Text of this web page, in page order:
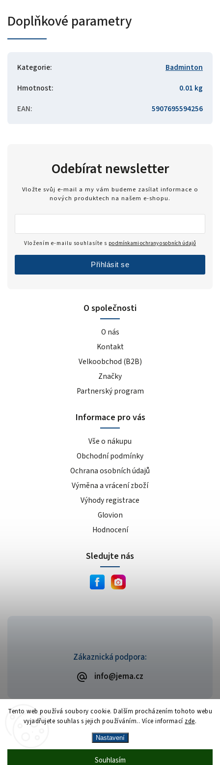
Tento web používá soubory cookie. Dalším procházením tohoto webu
vyjadřujete souhlas s jejich používáním.. Více informací zde.
Nastavení
Souhlasím
Vrácení zboží zdarma— celý srpen bez
Doplňkové parametry
Kategorie:
Badminton
Hmotnost:
0.01 kg
EAN: 5907695594256
Zákaznická podpora:
info@jema.cz
O společnosti
O nás
Kontakt
Velkoobchod (B2B)
Značky
Partnerský program
Informace pro vás
Vše o nákupu
Obchodní podmínky
Ochrana osobních údajů
Výměna a vrácení zboží
Výhody registrace
Glovion
Hodnocení
Odebírat newsletter
Vložte svůj e-mail a my vám budeme zasílat informace o
nových produktech na našem e-shopu.
Vložením e-mailu souhlasíte s podmínkami ochrany osobních údajů
Přihlásit se
Sledujte nás
Copyright 2026JEMA.cz. Všechna práva vyhrazena.
VytvořilShoptet| Design